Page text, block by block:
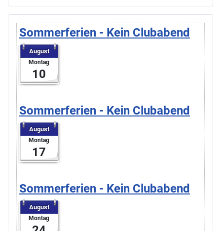
Sommerferien - Kein Clubabend
August
Montag
10
Sommerferien - Kein Clubabend
August
Montag
17
Sommerferien - Kein Clubabend
August
Montag